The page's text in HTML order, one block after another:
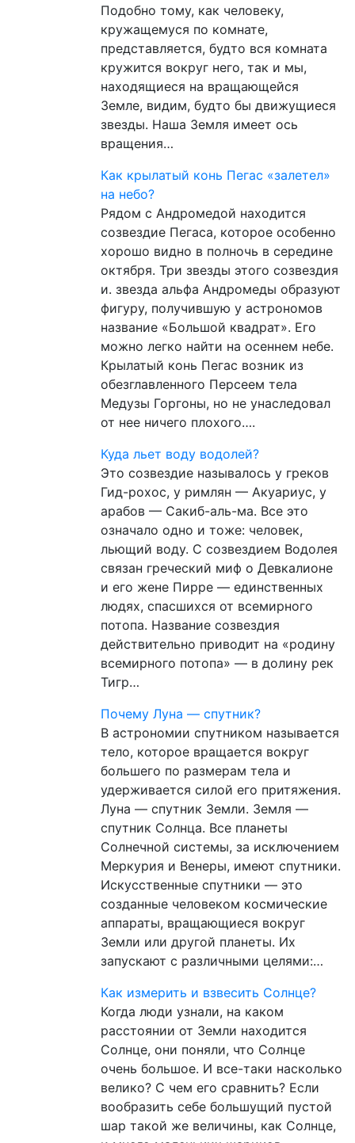
Подобно тому, как человеку,
кружащемуся по комнате,
представляется, будто вся комната
кружится вокруг него, так и мы,
находящиеся на вращающейся
Земле, видим, будто бы движущиеся
звезды. Наша Земля имеет ось
вращения…
Как крылатый конь Пегас «залетел»
на небо?
Рядом с Андромедой находится
созвездие Пегаса, которое особенно
хорошо видно в полночь в середине
октября. Три звезды этого созвездия
и. звезда альфа Андромеды образуют
фигуру, получившую у астрономов
название «Большой квадрат». Его
можно легко найти на осеннем небе.
Крылатый конь Пегас возник из
обезглавленного Персеем тела
Медузы Горгоны, но не унаследовал
от нее ничего плохого….
Куда льет воду водолей?
Это созвездие называлось у греков
Гид-рохос, у римлян — Акуариус, у
арабов — Сакиб-аль-ма. Все это
означало одно и тоже: человек,
льющий воду. С созвездием Водолея
связан греческий миф о Девкалионе
и его жене Пирре — единственных
людях, спасшихся от всемирного
потопа. Название созвездия
действительно приводит на «родину
всемирного потопа» — в долину рек
Тигр…
Почему Луна — спутник?
В астрономии спутником называется
тело, которое вращается вокруг
большего по размерам тела и
удерживается силой его притяжения.
Луна — спутник Земли. Земля —
спутник Солнца. Все планеты
Солнечной системы, за исключением
Меркурия и Венеры, имеют спутники.
Искусственные спутники — это
созданные человеком космические
аппараты, вращающиеся вокруг
Земли или другой планеты. Их
запускают с различными целями:…
Как измерить и взвесить Солнце?
Когда люди узнали, на каком
расстоянии от Земли находится
Солнце, они поняли, что Солнце
очень большое. И все-таки насколько
велико? С чем его сравнить? Если
вообразить себе большущий пустой
шар такой же величины, как Солнце,